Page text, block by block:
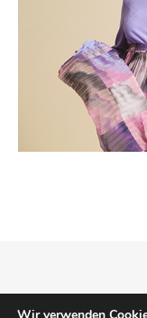
Copyright © 2026